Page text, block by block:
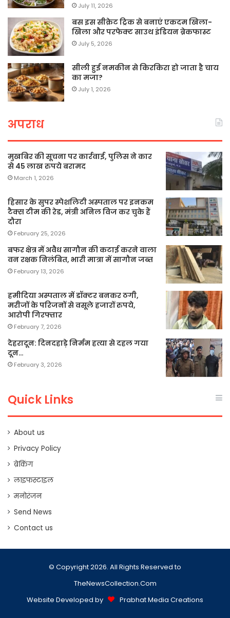
July 11, 2026
बस इस सीक्रेट ट्रिक से बनाएं एकदम खिला-
खिला और परफेक्ट साउथ इंडियन ब्रेकफास्ट
July 5, 2026
सीली हुई नमकीन से किरकिरा हो जाता है चाय
का मजा?
July 1, 2026
अपराध
मुखबिर की सूचना पर कार्रवाई, पुलिस ने कार
से 45 लाख रुपये बरामद
March 1, 2026
हिसार के सुपर स्पेशलिटी अस्पताल पर इनकम
टैक्स टीम की रेड, मंत्री अनिल विज कर चुके हैं
दौरा
February 25, 2026
बफर क्षेत्र में अवैध सागौन की कटाई करने वाला
वन रक्षक निलंबित, भारी मात्रा में सागौन जब्त
February 13, 2026
हमीदिया अस्पताल में डॉक्टर बनकर ठगी,
मरीजों के परिजनों से वसूले हजारों रुपये,
आरोपी गिरफ्तार
February 7, 2026
देहरादून: दिनदहाड़े निर्मम हत्या से दहल गया
दून…
February 3, 2026
Quick Links
About us
Privacy Policy
ब्रेकिंग
लाइफस्टाइल
मनोरंजन
Send News
Contact us
© Copyright 2026. All Rights Reserved to
TheNewsCollection.Com
Website Developed by
Prabhat Media Creations